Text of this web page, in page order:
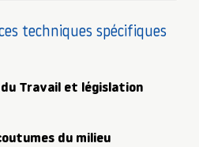
techniques spécifiques
du Travail et législation
du milieu